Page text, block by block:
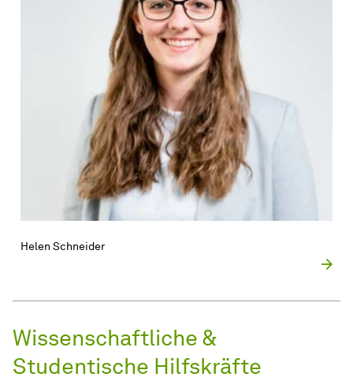
Helen Schneider
Wissenschaftliche &
Studentische Hilfskräfte